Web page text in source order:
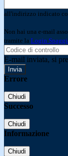
all'indirizzo indicato
Non hai una e-mail
tramite la Login
E-mail inviata, si
Errore
Chiudi
Successo
Chiudi
Informazione
Chiudi